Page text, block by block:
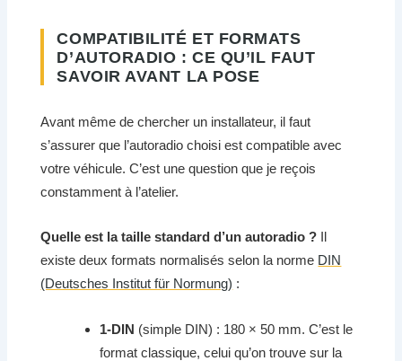
COMPATIBILITÉ ET FORMATS
D’AUTORADIO : CE QU’IL FAUT
SAVOIR AVANT LA POSE
Avant même de chercher un installateur, il faut
s’assurer que l’autoradio choisi est compatible avec
votre véhicule. C’est une question que je reçois
constamment à l’atelier.
Quelle est la taille standard d’un autoradio ? Il
existe deux formats normalisés selon la norme DIN
(Deutsches Institut für Normung) :
1-DIN (simple DIN) : 180 × 50 mm. C’est le
format classique, celui qu’on trouve sur la